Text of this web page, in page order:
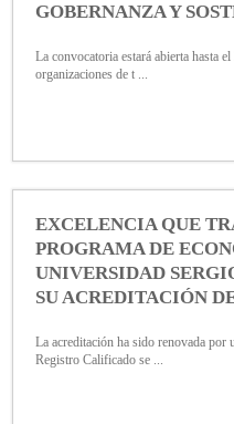
GOBERNANZA Y
La convocatoria estará abierta hasta
organizaciones de t ...
EXCELENCIA QUE
PROGRAMA DE
UNIVERSIDAD
SU ACREDITACIÓN
La acreditación ha sido renovada por
Registro Calificado se ...